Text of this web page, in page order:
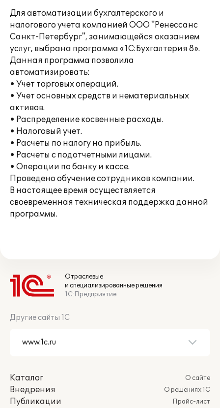
Для автоматизации бухгалтерского и
налогового учета компанией ООО "Ренессанс
Санкт-Петербург", занимающейся оказанием
услуг, выбрана программа «1С:Бухгалтерия 8».
Данная программа позволила
автоматизировать:
• Учет торговых операций.
• Учет основных средств и нематериальных
активов.
• Распределение косвенные расходы.
• Налоговый учет.
• Расчеты по налогу на прибыль.
• Расчеты с подотчетными лицами.
• Операции по банку и кассе.
Проведено обучение сотрудников компании.
В настоящее время осуществляется
своевременная техническая поддержка данной
программы.
Отраслевые
и специализированные решения
1С:Предприятие
Другие сайты 1С
Каталог
Внедрения
Публикации
О сайте
О решениях 1С
Прайс-лист